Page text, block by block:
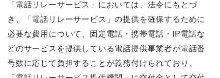
「電話リレーサービス」においては、法令にもとづ
き、「電話リレーサービス」の提供を確保するために
必要な費用について、固定電話・携帯電話・IP電話な
どのサービスを提供している電話提供事業者が電話番
号数に応じて負担することが義務付けられており、